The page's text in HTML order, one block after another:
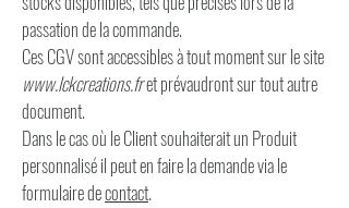
passation de la commande.
Ces CGV sont accessibles à tout moment sur le site
www.lckcreations.fret prévaudront sur tout autre
document.
Dans le cas où le Client souhaiterait un Produit
personnalisé il peut en faire la demande via le
formulaire decontact.